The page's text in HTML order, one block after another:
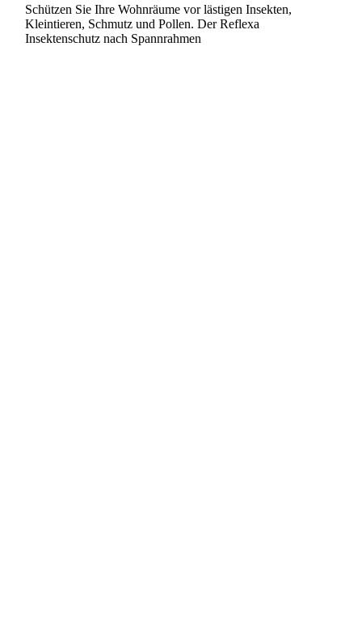
Schützen Sie Ihre Wohnräume vor lästigen Insekten,
Kleintieren, Schmutz und Pollen. Der Reflexa
Insektenschutz nach Spannrahmen